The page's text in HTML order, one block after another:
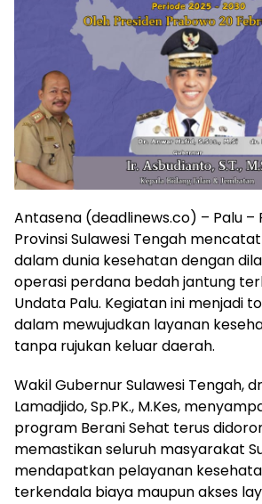
Antasena (deadlinews.co) – Palu –
Provinsi Sulawesi Tengah
dalam dunia kesehatan dengan
operasi perdana bedah jantung
Undata Palu. Kegiatan ini menjadi
dalam mewujudkan layanan
tanpa rujukan keluar daerah.
Wakil Gubernur Sulawesi Tengah,
Lamadjido, Sp.PK., M.Kes,
program Berani Sehat terus
memastikan seluruh masyarakat
mendapatkan pelayanan
terkendala biaya maupun akses